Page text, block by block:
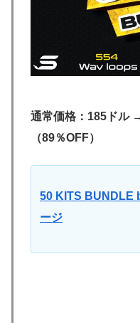
通常価格：185ドル
（89％OFF）
50 KITS BUNDLE
ージ